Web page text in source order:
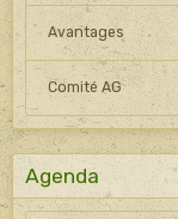
Avantages
Comité AG
Agenda